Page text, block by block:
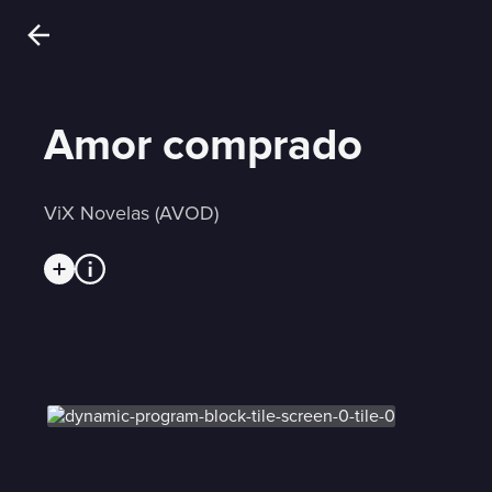
Amor comprado
ViX Novelas (AVOD)